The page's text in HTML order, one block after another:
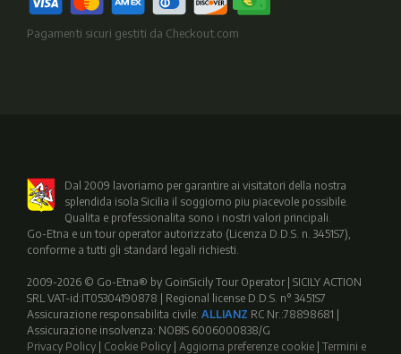
Pagamenti sicuri gestiti da Checkout.com
Dal 2009 lavoriamo per garantire ai visitatori della nostra
splendida isola Sicilia il soggiorno piu piacevole possibile.
Qualita e professionalita sono i nostri valori principali.
Go-Etna e un tour operator autorizzato (Licenza D.D.S. n. 3451S7),
conforme a tutti gli standard legali richiesti.
2009-2026 © Go-Etna® by GoinSicily Tour Operator | SICILY ACTION
SRL VAT-id:IT05304190878 | Regional license D.D.S. n° 3451S7
Assicurazione responsabilita civile: ALLIANZ RC Nr.:78898681 |
Assicurazione insolvenza: NOBIS 6006000838/G
Privacy Policy
Cookie Policy Aggiorna preferenze cookie Termini e